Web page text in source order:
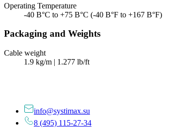
Operating Temperature
-40 В°C to +75 В°C (-40 В°F to +167 В°F)
Packaging and Weights
Cable weight
1.9 kg/m | 1.277 lb/ft
info@systimax.su
8 (495) 115-27-34